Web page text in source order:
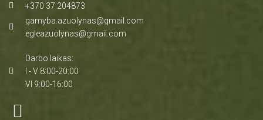
+370 37 204873
gamyba.azuolynas@gmail.com
egleazuolynas@gmail.com
Darbo laikas:
I - V 8:00-20:00
VI 9:00-16:00